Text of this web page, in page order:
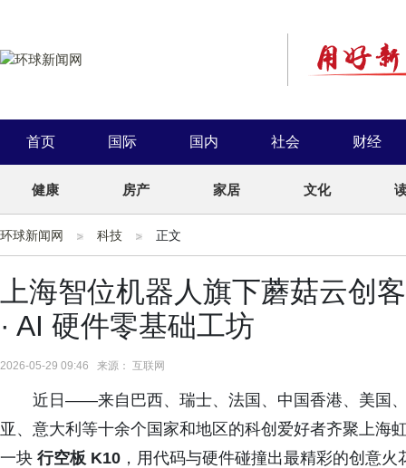
首页 国际 国内 社会 财经
健康 房产 家居 文化
环球新闻网 科技 正文
上海智位机器人旗下蘑菇云创
· AI 硬件零基础工坊
2026-05-29 09:46 来源： 互联网
近日——来自巴西、瑞士、法国、中国香港、美国
亚、意大利等十余个国家和地区的科创爱好者齐聚上海
一块 行空板 K10 ，用代码与硬件碰撞出最精彩的创意